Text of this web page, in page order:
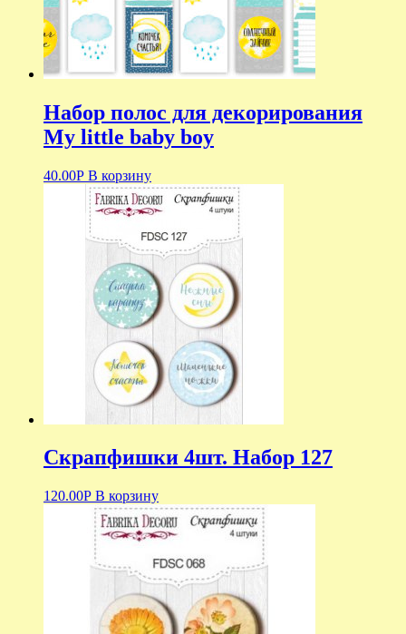
Набор полос для декорирования
My little baby boy
40.00Р В корзину
Скрапфишки 4шт. Набор 127
120.00Р В корзину